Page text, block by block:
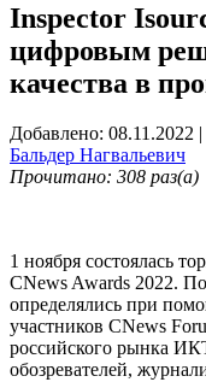
Inspector
цифровым
качества в
Добавлено: 08.11.2022
Бальдер Нагвальевич
Прочитано: 308 раз(а)
1 ноября состоялась
CNews Awards 2022.
определялись при
участников CNews
российского рынка
обозревателей,